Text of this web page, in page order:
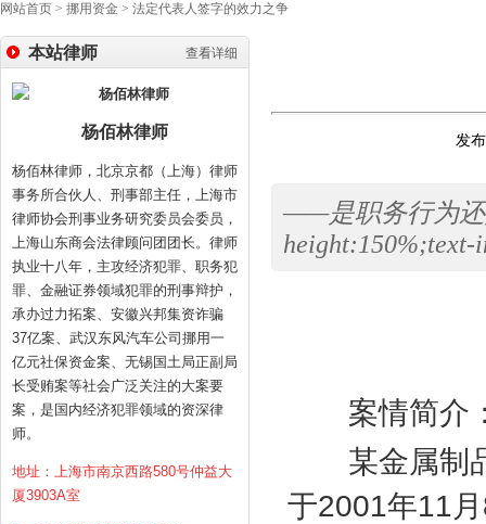
网站首页 > 挪用资金 > 法定代表人签字的效力之争
查看详细
本站律师
杨佰林律师
杨佰林律师，北京京都（上海）律师
事务所合伙人、刑事部主任，上海市
律师协会刑事业务研究委员会委员，
上海山东商会法律顾问团团长。律师
执业十八年，主攻经济犯罪、职务犯
罪、金融证券领域犯罪的刑事辩护，
承办过力拓案、安徽兴邦集资诈骗
37亿案、武汉东风汽车公司挪用一
亿元社保资金案、无锡国土局正副局
长受贿案等社会广泛关注的大案要
案，是国内经济犯罪领域的资深律
师。
地址：上海市南京西路580号仲益大
厦3903A室
发
——是职务行为还
height:150%;text-
案情简介
某金属制品
于2001年11月